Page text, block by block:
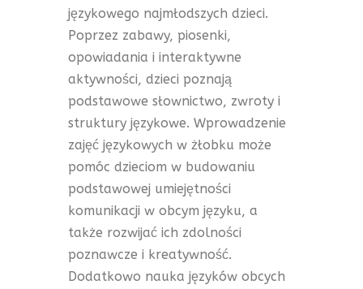
językowego najmłodszych dzieci.
Poprzez zabawy, piosenki,
opowiadania i interaktywne
aktywności, dzieci poznają
podstawowe słownictwo, zwroty i
struktury językowe. Wprowadzenie
zajęć językowych w żłobku może
pomóc dzieciom w budowaniu
podstawowej umiejętności
komunikacji w obcym języku, a
także rozwijać ich zdolności
poznawcze i kreatywność.
Dodatkowo nauka języków obcych